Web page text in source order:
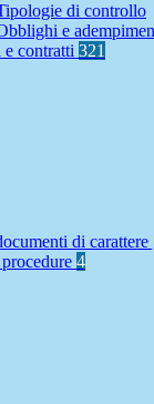
di controllo
e
contratti 321
di carattere
4